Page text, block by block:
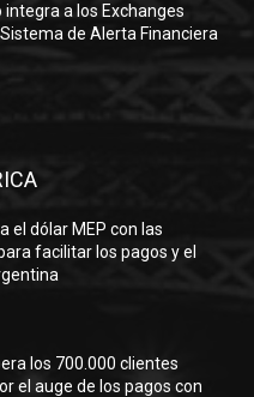
integra a los Exchanges
de Alerta Financiera
el dólar MEP con las
facilitar los pagos y el
los 700.000 clientes
el auge de los pagos con